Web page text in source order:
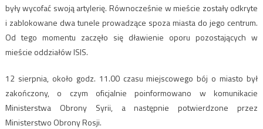
były wycofać swoją artylerię. Równocześnie w mieście zostały odkryte
i zablokowane dwa tunele prowadzące spoza miasta do jego centrum.
Od tego momentu zaczęło się dławienie oporu pozostających w
mieście oddziałów ISIS.
12 sierpnia, około godz. 11.00 czasu miejscowego bój o miasto był
zakończony, o czym oficjalnie poinformowano w komunikacie
Ministerstwa Obrony Syrii, a następnie potwierdzone przez
Ministerstwo Obrony Rosji.